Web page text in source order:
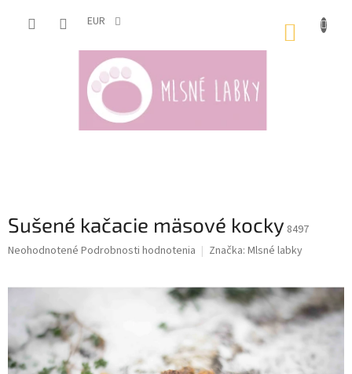
EUR
Sušené kačacie mäsové kocky 8497
Priemerné
5
hviezdičiek.
Neohodnotené Podrobnosti hodnotenia Značka: Mlsné labky